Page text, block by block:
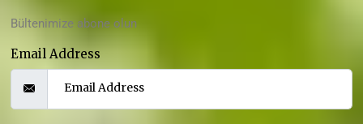
Bültenimize abone olun
Email Address